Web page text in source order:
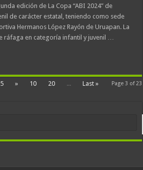
edición de La Copa “ABI 2024” de
de carácter estatal, teniendo como sede
Hermanos López Rayón de Uruapan. La
ráfaga en categoría infantil y juvenil …
Page 3 of 23
5 » 10 20 ... Last »